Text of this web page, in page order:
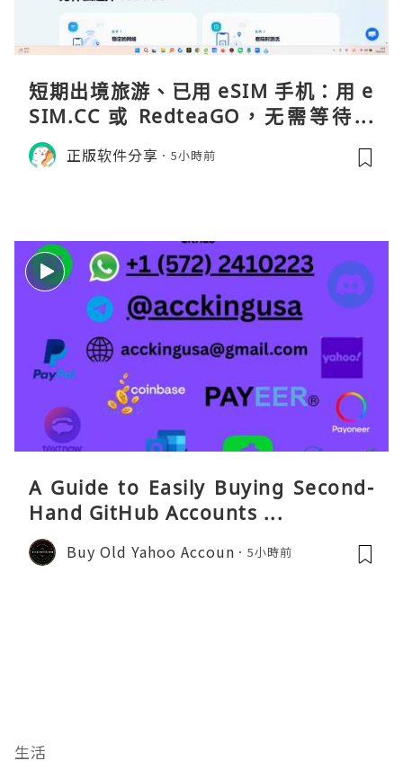
短期出境旅游、已用 eSIM 手机：用 e
SIM.CC 或 RedteaGO，无需等待收
货。需要“当地号码 + 通话短信”（如
打车、外卖、客户联络）：优先 Redt
正版软件分享 5小時前
A Guide to Easily Buying Second-
Hand GitHub Accounts ...
Buy Old Yahoo Accoun 5小時前
生活